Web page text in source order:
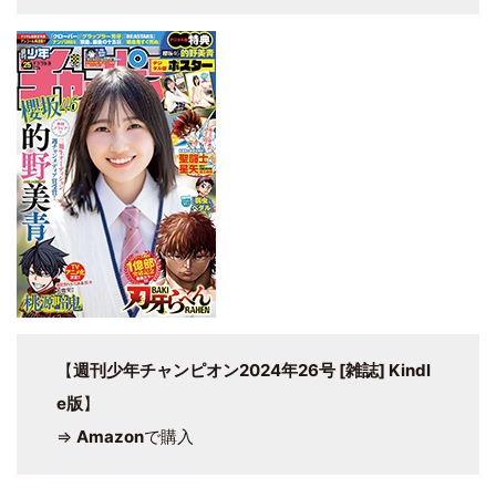
【週刊少年チャンピオン2024年26号 [雑誌] Kindl
e版】
⇒ Amazonで購入